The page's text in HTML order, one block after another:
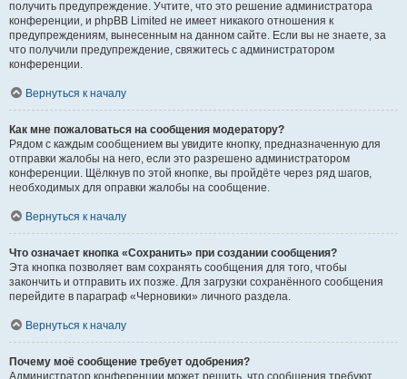
получить предупреждение. Учтите, что это решение администратора
конференции, и phpBB Limited не имеет никакого отношения к
предупреждениям, вынесенным на данном сайте. Если вы не знаете, за
что получили предупреждение, свяжитесь с администратором
конференции.
Вернуться к началу
Как мне пожаловаться на сообщения модератору?
Рядом с каждым сообщением вы увидите кнопку, предназначенную для
отправки жалобы на него, если это разрешено администратором
конференции. Щёлкнув по этой кнопке, вы пройдёте через ряд шагов,
необходимых для оправки жалобы на сообщение.
Вернуться к началу
Что означает кнопка «Сохранить» при создании сообщения?
Эта кнопка позволяет вам сохранять сообщения для того, чтобы
закончить и отправить их позже. Для загрузки сохранённого сообщения
перейдите в параграф «Черновики» личного раздела.
Вернуться к началу
Почему моё сообщение требует одобрения?
Администратор конференции может решить, что сообщения требуют